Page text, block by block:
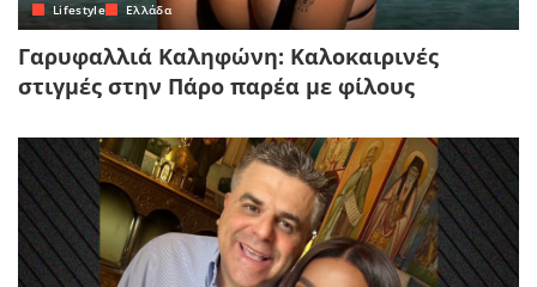
Lifestyle Ελλάδα
Γαρυφαλλιά Καληφώνη: Καλοκαιρινές
στιγμές στην Πάρο παρέα με φίλους